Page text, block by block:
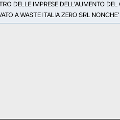
DELLE IMPRESE DELL'AUMENTO
A WASTE ITALIA ZERO SRL